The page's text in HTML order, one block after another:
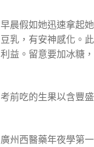
早晨假如她迅速拿起
豆乳，有安神感化。
利益。留意要加冰糖
考前吃的生果以含豐
廣州西醫藥年夜學第